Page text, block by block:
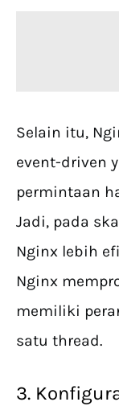
Selain itu,
event-driven
permintaan
Jadi, pada
Nginx lebih
Nginx
memiliki
satu thread.
3.